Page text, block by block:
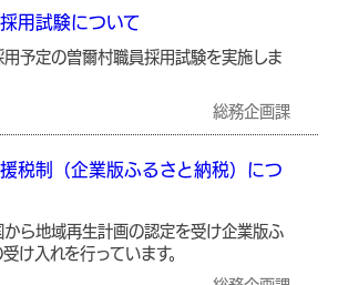
用試験について
予定の曽爾村職員採用試験を実施しま
総務企画課
税制（企業版ふるさと納税）につ
から地域再生計画の認定を受け企業版ふ
け入れを行っています。